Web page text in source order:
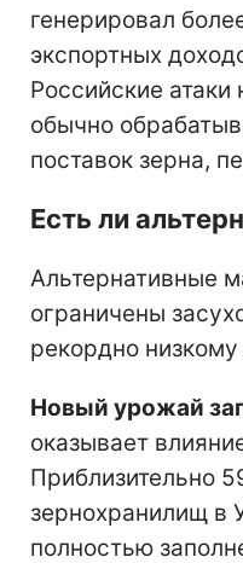
генерировал
экспортных
Российские
обычно
поставок зерна,
Есть ли
Альтернативные
ограничены
рекордно
Новый урожай
оказывает
Приблизительно
зернохранилищ в
полностью